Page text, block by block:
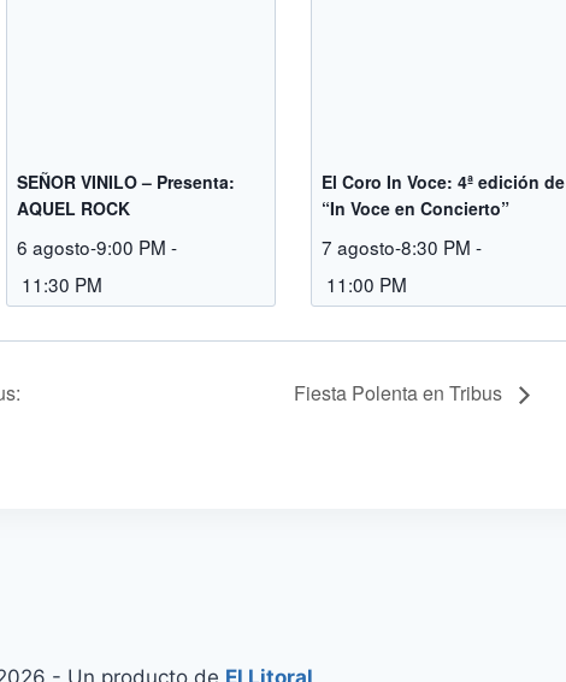
SEÑOR VINILO – Presenta:
AQUEL ROCK
6 agosto-9:00 PM -
11:30 PM
El Coro In Voce: 4ª edición de
“In Voce en Concierto”
7 agosto-8:30 PM -
11:00 PM
Fiesta Polenta en Tribus
- Un producto de El Litoral